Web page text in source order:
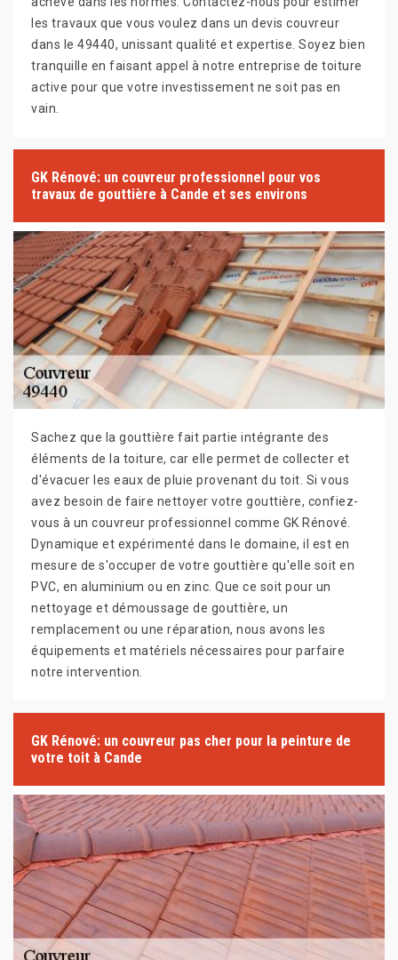
les travaux que vous voulez dans un devis couvreur
dans le 49440, unissant qualité et expertise. Soyez bien
tranquille en faisant appel à notre entreprise de toiture
active pour que votre investissement ne soit pas en
vain.
GK Rénové: un couvreur professionnel pour vos
travaux de gouttière à Cande et ses environs
Sachez que la gouttière fait partie intégrante des
éléments de la toiture, car elle permet de collecter et
d'évacuer les eaux de pluie provenant du toit. Si vous
avez besoin de faire nettoyer votre gouttière, confiez-
vous à un couvreur professionnel comme GK Rénové.
Dynamique et expérimenté dans le domaine, il est en
mesure de s'occuper de votre gouttière qu'elle soit en
PVC, en aluminium ou en zinc. Que ce soit pour un
nettoyage et démoussage de gouttière, un
remplacement ou une réparation, nous avons les
équipements et matériels nécessaires pour parfaire
notre intervention.
GK Rénové: un couvreur pas cher pour la peinture de
votre toit à Cande